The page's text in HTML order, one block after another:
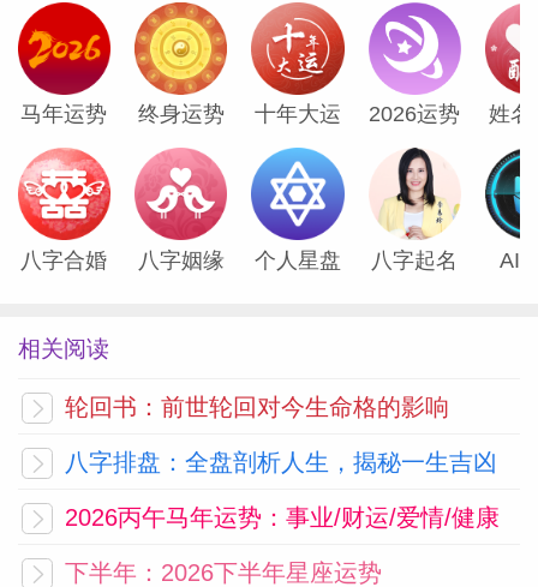
星座小容女
生命灵数占卜师
马年运势 终身运势 十年大运 2026运势 姓名
八字合婚 八字姻缘 个人星盘 八字起名 AI
相关阅读
轮回书：前世轮回对今生命格的影响
八字排盘：全盘剖析人生，揭秘一生吉凶
2026丙午马年运势：事业/财运/爱情/健康
下半年：2026下半年星座运势